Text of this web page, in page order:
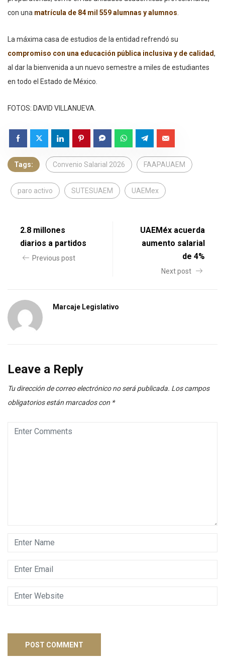
con una matrícula de 84 mil 559 alumnas y alumnos.
La máxima casa de estudios de la entidad refrendó su
compromiso con una educación pública inclusiva y de calidad,
al dar la bienvenida a un nuevo semestre a miles de estudiantes
en todo el Estado de México.
FOTOS: DAVID VILLANUEVA.
Tags: Convenio Salarial 2026 FAAPAUAEM
paro activo SUTESUAEM UAEMex
2.8 millones
diarios a partidos
Previous post
UAEMéx acuerda
aumento salarial
de 4%
Next post
Marcaje Legislativo
Leave a Reply
Tu dirección de correo electrónico no será publicada. Los campos
obligatorios están marcados con *